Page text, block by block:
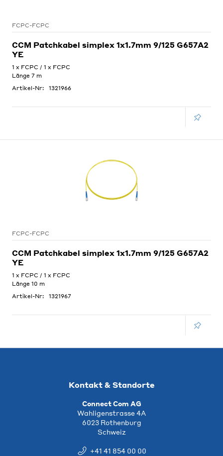
FCPC-FCPC
CCM Patchkabel simplex 1x1.7mm 9/125 G657A2
YE
1 x FCPC / 1 x FCPC
Länge 7 m
Artikel-Nr:
1321966
FCPC-FCPC
CCM Patchkabel simplex 1x1.7mm 9/125 G657A2
YE
1 x FCPC / 1 x FCPC
Länge 10 m
Artikel-Nr:
1321967
Kontakt & Standorte
Connect Com AG
Wahligenstrasse 4A
6023 Rothenburg
Schweiz
+41 41 854 00 00